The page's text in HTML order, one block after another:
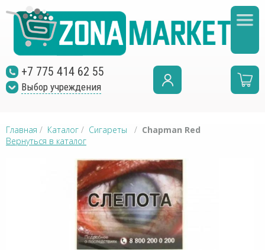
+7 775 414 62 55
Выбор учреждения
Главная / Каталог / Сигареты / Chapman Red
Вернуться в каталог